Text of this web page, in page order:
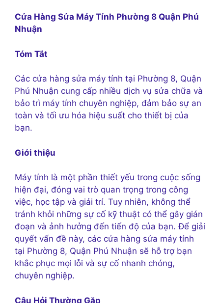
Cửa Hàng Sửa Máy Tính Phường 8 Quận Phú
Nhuận
Tóm Tắt
Các cửa hàng sửa máy tính tại Phường 8, Quận
Phú Nhuận cung cấp nhiều dịch vụ sửa chữa và
bảo trì máy tính chuyên nghiệp, đảm bảo sự an
toàn và tối ưu hóa hiệu suất cho thiết bị của
bạn.
Giới thiệu
Máy tính là một phần thiết yếu trong cuộc sống
hiện đại, đóng vai trò quan trọng trong công
việc, học tập và giải trí. Tuy nhiên, không thể
tránh khỏi những sự cố kỹ thuật có thể gây gián
đoạn và ảnh hưởng đến tiến độ của bạn. Để giải
quyết vấn đề này, các cửa hàng sửa máy tính
tại Phường 8, Quận Phú Nhuận sẽ hỗ trợ bạn
khắc phục mọi lỗi và sự cố nhanh chóng,
chuyên nghiệp.
Câu Hỏi Thường Gặp